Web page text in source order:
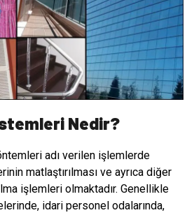
Nedir?
adı verilen işlemlerde
matlaştırılması ve ayrıca diğer
işlemleri olmaktadır. Genellikle
idari personel odalarında,